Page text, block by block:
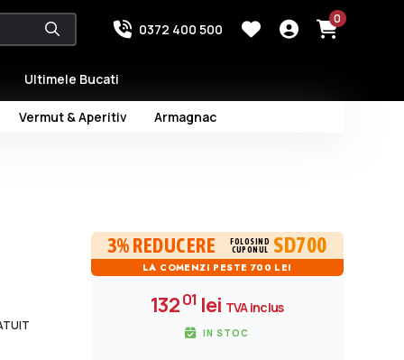
0372 400 500
0
Vermut & Aperitiv Armagnac
Ultimele Bucati
3% REDUCERE
FOLOSIND
CUPONUL
SD700
LA COMENZI PESTE 700 LEI
13201 lei TVA inclus
IN STOC